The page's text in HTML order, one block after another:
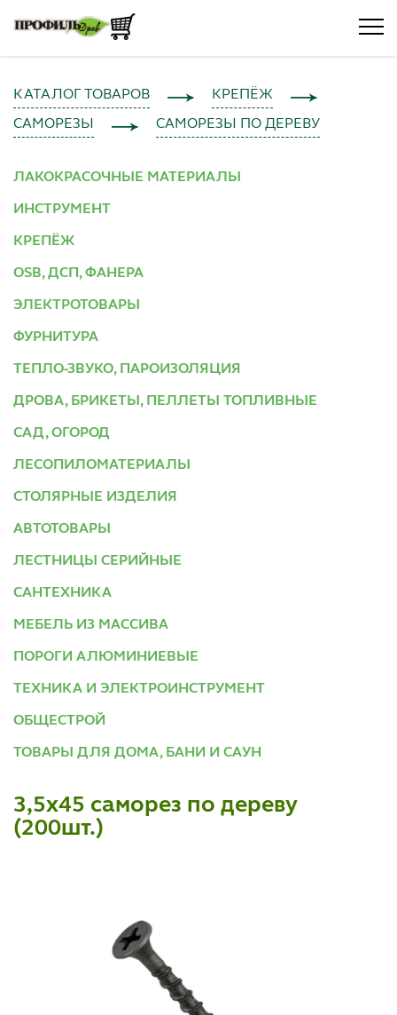
КАТАЛОГ ТОВАРОВ КРЕПЁЖ
САМОРЕЗЫ САМОРЕЗЫ ПО ДЕРЕВУ
ЛАКОКРАСОЧНЫЕ МАТЕРИАЛЫ
ИНСТРУМЕНТ
КРЕПЁЖ
OSB, ДСП, ФАНЕРА
ЭЛЕКТРОТОВАРЫ
ФУРНИТУРА
ТЕПЛО-ЗВУКО, ПАРОИЗОЛЯЦИЯ
ДРОВА, БРИКЕТЫ, ПЕЛЛЕТЫ ТОПЛИВНЫЕ
САД, ОГОРОД
ЛЕСОПИЛОМАТЕРИАЛЫ
СТОЛЯРНЫЕ ИЗДЕЛИЯ
АВТОТОВАРЫ
ЛЕСТНИЦЫ СЕРИЙНЫЕ
САНТЕХНИКА
МЕБЕЛЬ ИЗ МАССИВА
ПОРОГИ АЛЮМИНИЕВЫЕ
ТЕХНИКА И ЭЛЕКТРОИНСТРУМЕНТ
ОБЩЕСТРОЙ
ТОВАРЫ ДЛЯ ДОМА, БАНИ И САУН
3,5х45 саморез по дереву
(200шт.)